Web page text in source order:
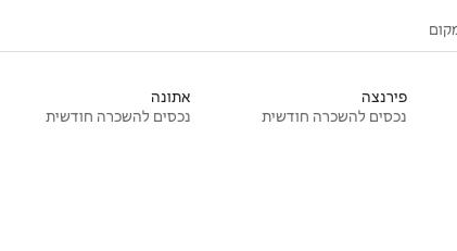
פירנצה
נכסים להשכרה חודשית
אתונה
נכסים להשכרה חודשית